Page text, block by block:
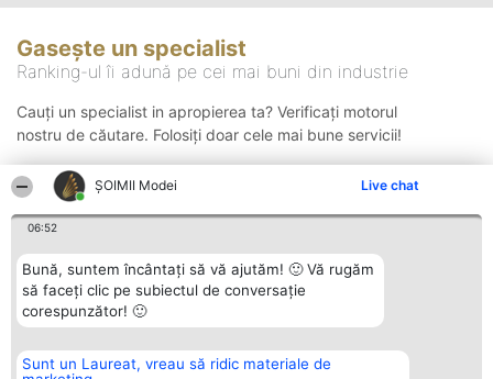
ȘOIMII Modei Live chat
06:52
Bună, suntem încântați să vă ajutăm! 🙂 Vă rugăm
să faceți clic pe subiectul de conversație
corespunzător! 🙂
Sunt un Laureat, vreau să ridic materiale de
Gasește un specialist
Ranking-ul îi adună pe cei mai buni din industrie
Cauți un specialist in apropierea ta? Verificați motorul
nostru de căutare. Folosiți doar cele mai bune servicii!
Organizator Ranking Plebiscyt Contact